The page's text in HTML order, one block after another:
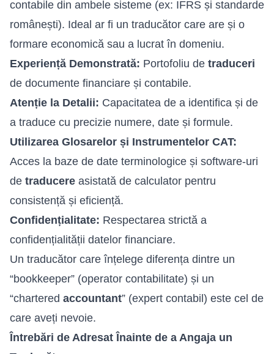
contabile din ambele sisteme (ex: IFRS și standarde
românești). Ideal ar fi un traducător care are și o
formare economică sau a lucrat în domeniu.
Experiență Demonstrată: Portofoliu de traduceri
de documente financiare și contabile.
Atenție la Detalii: Capacitatea de a identifica și de
a traduce cu precizie numere, date și formule.
Utilizarea Glosarelor și Instrumentelor CAT:
Acces la baze de date terminologice și software-uri
de traducere asistată de calculator pentru
consistență și eficiență.
Confidențialitate: Respectarea strictă a
confidențialității datelor financiare.
Un traducător care înțelege diferența dintre un
“bookkeeper” (operator contabilitate) și un
“chartered accountant” (expert contabil) este cel de
care aveți nevoie.
Întrebări de Adresat Înainte de a Angaja un